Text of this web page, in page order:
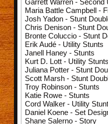
Garrett Warren - Second
Maria Battle Campbell -
Josh Yadon - Stunt
Chris Denison - Stunt
Bronte Coluccio - Stunt
Erik Audé - Utility Stunts
Janell Haney - Stunts
Kurt D. Lott - Utility Stunts
Juliana Potter - Stunt
Scott Marsh - Stunt
Troy Robinson - Stunts
Katie Rowe - Stunts
Cord Walker - Utility
Daniel Koene - Set
Shane Salerno - Story